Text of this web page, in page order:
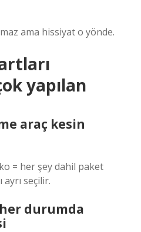
ama hissiyat o yönde.
yapılan
araç kesin
= her şey dahil paket
seçilir.
durumda